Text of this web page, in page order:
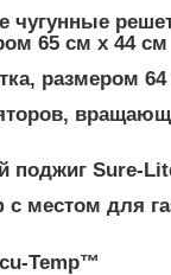
чугунные
65 см х 44 см
размером
поджиг Sure-
местом для
Temp™